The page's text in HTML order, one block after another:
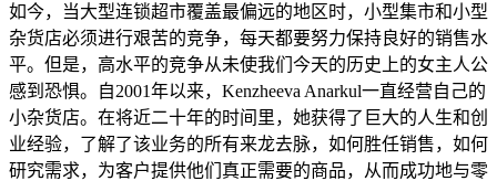
如今，当大型连锁超市覆盖最偏远的地区时，小型集市和小型
杂货店必须进行艰苦的竞争，每天都要努力保持良好的销售水
平。但是，高水平的竞争从未使我们今天的历史上的女主人公
感到恐惧。自2001年以来，Kenzheeva Anarkul一直经营自己的
小杂货店。在将近二十年的时间里，她获得了巨大的人生和创
业经验，了解了该业务的所有来龙去脉，如何胜任销售，如何
研究需求，为客户提供他们真正需要的商品，从而成功地与零